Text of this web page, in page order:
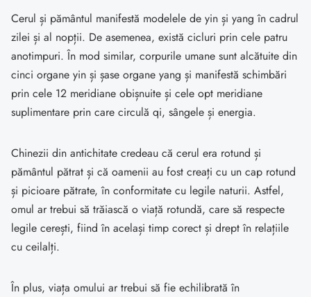
Cerul și pământul manifestă modelele de yin și yang în cadrul
zilei și al nopții. De asemenea, există cicluri prin cele patru
anotimpuri. În mod similar, corpurile umane sunt alcătuite din
cinci organe yin și șase organe yang și manifestă schimbări
prin cele 12 meridiane obișnuite și cele opt meridiane
suplimentare prin care circulă qi, sângele și energia.
Chinezii din antichitate credeau că cerul era rotund și
pământul pătrat și că oamenii au fost creați cu un cap rotund
și picioare pătrate, în conformitate cu legile naturii. Astfel,
omul ar trebui să trăiască o viață rotundă, care să respecte
legile cerești, fiind în același timp corect și drept în relațiile
cu ceilalți.
În plus, viața omului ar trebui să fie echilibrată în